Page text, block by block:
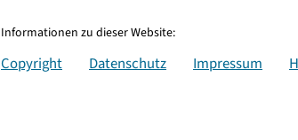
Informationen zu dieser Website:
Copyright Datenschutz Impressum